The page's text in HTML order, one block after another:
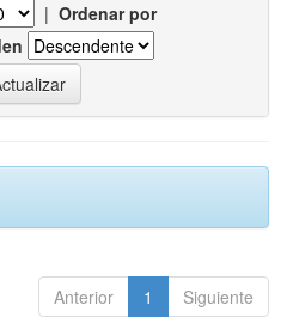
| Ordenar por
Anterior 1 Siguiente